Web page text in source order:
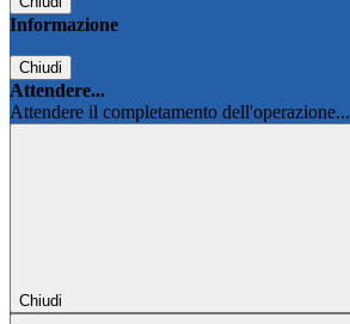
Informazione
Chiudi
Attendere...
Attendere il completamento dell'operazione...
Chiudi